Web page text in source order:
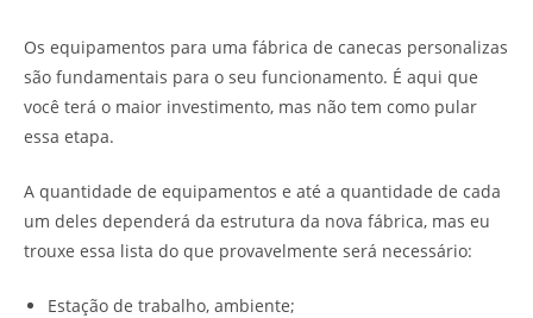
Os equipamentos para uma fábrica de canecas personalizas
são fundamentais para o seu funcionamento. É aqui que
você terá o maior investimento, mas não tem como pular
essa etapa.
A quantidade de equipamentos e até a quantidade de cada
um deles dependerá da estrutura da nova fábrica, mas eu
trouxe essa lista do que provavelmente será necessário:
Estação de trabalho, ambiente;